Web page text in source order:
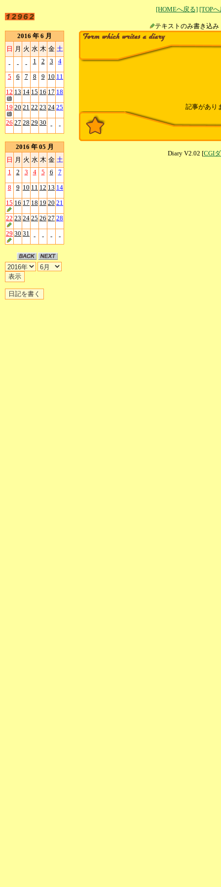
[HOMEへ戻る] [TOP
テキストのみ書
2016 年 6 月
日 月 火 水 木 金 土
- - - 1 2 3 4
5 6 7 8 9 10 11
12 13 14 15 16 17 18
19 20 21 22 23 24 25
26 27 28 29 30 - -
2016 年 05 月
日 月 火 水 木 金 土
1
2 3 4 5 6 7
8 9 10 11 12 13 14
15 16 17 18 19 20 21
22 23 24 25 26 27 28
29 30 31 - - - -
記事があり
Diary V2.02 [CGI